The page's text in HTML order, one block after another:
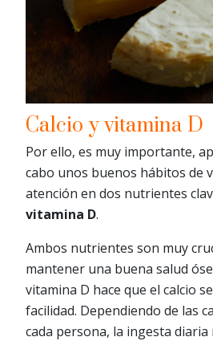
Calcio y vitamina D
Por ello, es muy importante,
cabo unos buenos hábitos de
atención en dos nutrientes
vitamina D.
Ambos nutrientes son muy
mantener una buena salud
vitamina D hace que el calcio
facilidad. Dependiendo de las
cada persona, la ingesta diaria